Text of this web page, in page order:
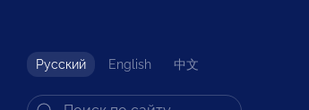
Русский English 中文